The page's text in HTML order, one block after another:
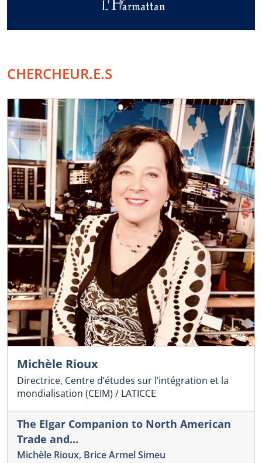
CHERCHEUR.E.S
Michèle Rioux
Directrice, Centre d’études sur l’intégration et la
mondialisation (CEIM) / LATICCE
The Elgar Companion to North American
Trade and...
Michèle Rioux, Brice Armel Simeu